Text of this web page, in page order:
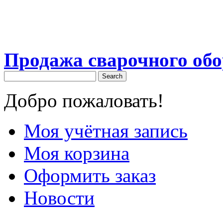
Продажа сварочного
Search
Добро пожаловать!
Моя учётная запись
Моя корзина
Оформить заказ
Новости